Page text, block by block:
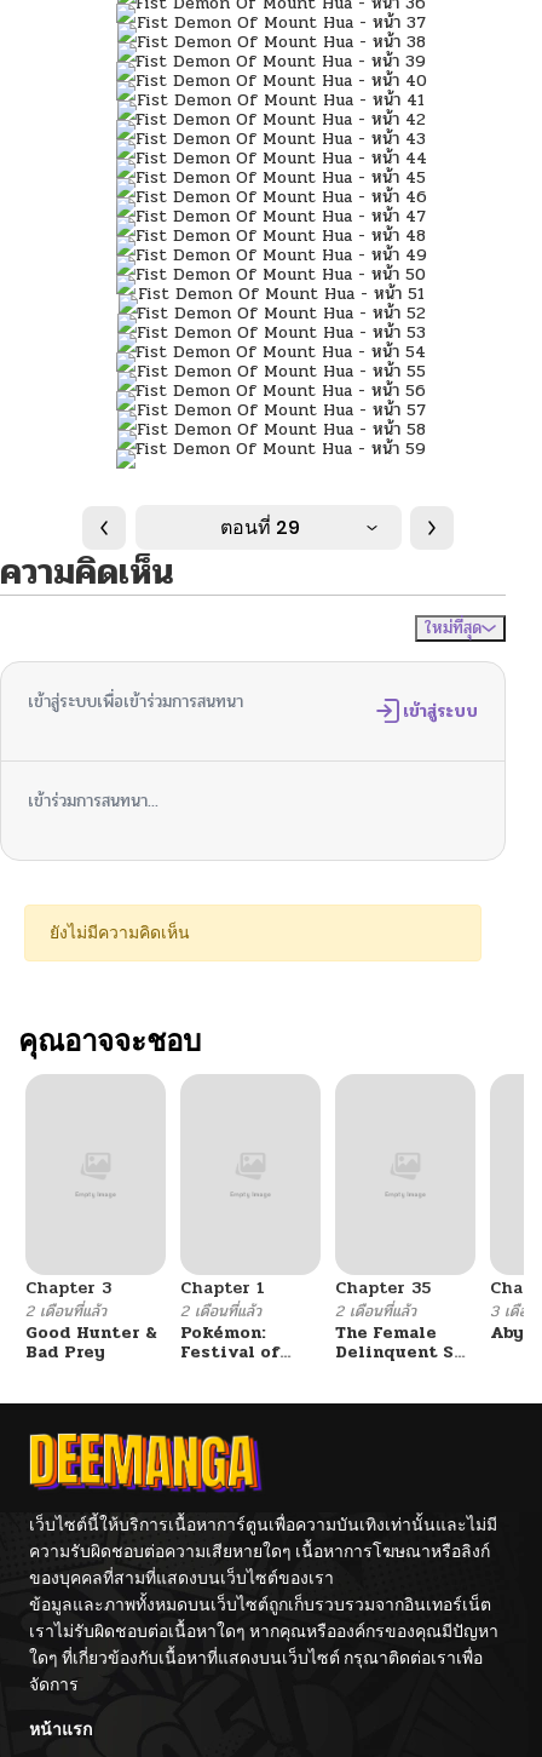
ตอนที่ 29
ความคิดเห็น
ใหม่ที่สุด
เข้าสู่ระบบเพื่อเข้าร่วมการสนทนา เข้าสู่ระบบ
เข้าร่วมการสนทนา...
ยังไม่มีความคิดเห็น
คุณอาจจะชอบ
Chapter 3
2 เดือนที่แล้ว
Good Hunter &
Bad Prey
Chapter 1
2 เดือนที่แล้ว
Pokémon:
Festival of
Chapter 35
2 เดือนที่แล้ว
The Female
Delinquent Set
3 เดือน
เว็บไซต์นี้ให้บริการเนื้อหาการ์ตูนเพื่อความบันเทิงเท่านั้นและไม่มี
ความรับผิดชอบต่อความเสียหายใดๆ เนื้อหาการโฆษณาหรือลิงก์
ของบุคคลที่สามที่แสดงบนเว็บไซต์ของเรา
ข้อมูลและภาพทั้งหมดบนเว็บไซต์ถูกเก็บรวบรวมจากอินเทอร์เน็ต
เราไม่รับผิดชอบต่อเนื้อหาใดๆ หากคุณหรือองค์กรของคุณมีปัญหา
ใดๆ ที่เกี่ยวข้องกับเนื้อหาที่แสดงบนเว็บไซต์ กรุณาติดต่อเราเพื่อ
จัดการ
หน้าแรก